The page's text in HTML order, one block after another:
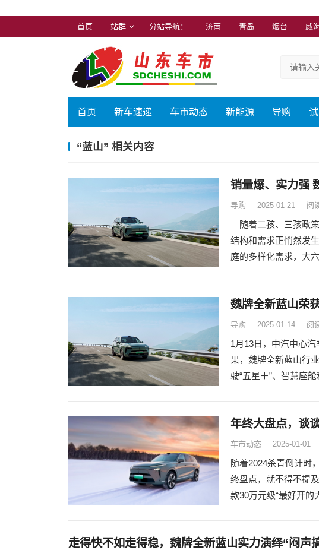
首页 站群 分站导航： 济南 青岛 烟台 威
首页 新车速递 车市动态 新能源 导购
“蓝山” 相关内容
销量爆、实力强
导购 2025-01-21 阅
随着二孩、三孩政
结构和需求正悄然发
庭的多样化需求，大
魏牌全新蓝山荣
导购 2025-01-14 阅
1月13日，中汽中心
果，魏牌全新蓝山行
驶“五星＋”、智慧座
年终大盘点，谈
车市动态 2025-01-01
随着2024杀青倒计时
终盘点，就不得不提
款30万元级“最好开的
走得快不如走得稳，魏牌全新蓝山实力演绎“闷声